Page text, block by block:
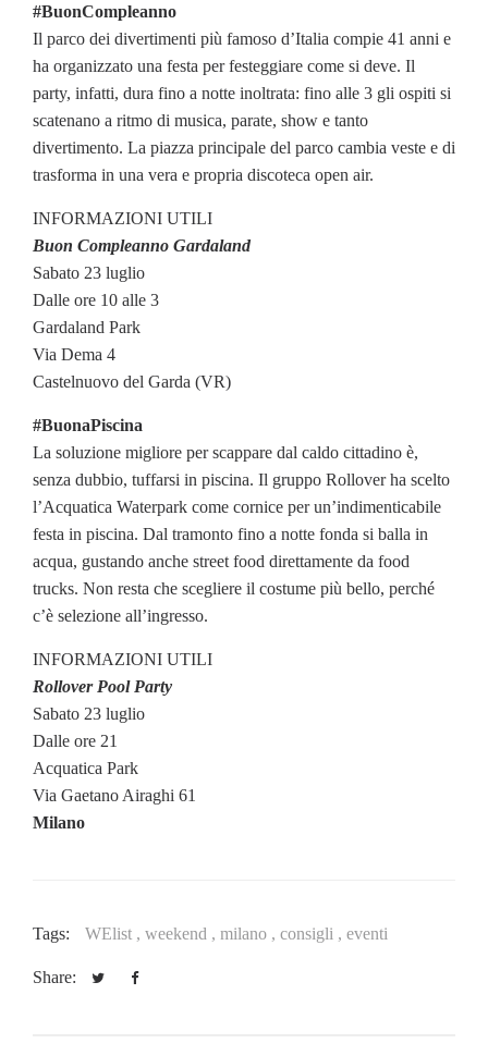
#BuonCompleanno
Il parco dei divertimenti più famoso d’Italia compie 41 anni e
ha organizzato una festa per festeggiare come si deve. Il
party, infatti, dura fino a notte inoltrata: fino alle 3 gli ospiti si
scatenano a ritmo di musica, parate, show e tanto
divertimento. La piazza principale del parco cambia veste e di
trasforma in una vera e propria discoteca open air.
INFORMAZIONI UTILI
Buon Compleanno Gardaland
Sabato 23 luglio
Dalle ore 10 alle 3
Gardaland Park
Via Dema 4
Castelnuovo del Garda (VR)
#BuonaPiscina
La soluzione migliore per scappare dal caldo cittadino è,
senza dubbio, tuffarsi in piscina. Il gruppo Rollover ha scelto
l’Acquatica Waterpark come cornice per un’indimenticabile
festa in piscina. Dal tramonto fino a notte fonda si balla in
acqua, gustando anche street food direttamente da food
trucks. Non resta che scegliere il costume più bello, perché
c’è selezione all’ingresso.
INFORMAZIONI UTILI
Rollover Pool Party
Sabato 23 luglio
Dalle ore 21
Acquatica Park
Via Gaetano Airaghi 61
Milano
Tags: WElist , weekend , milano , consigli , eventi
Share: